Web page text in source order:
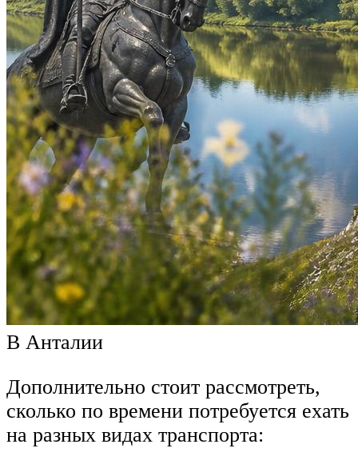
В Анталии
Дополнительно стоит рассмотреть,
сколько по времени потребуется ехать
на разных видах транспорта: